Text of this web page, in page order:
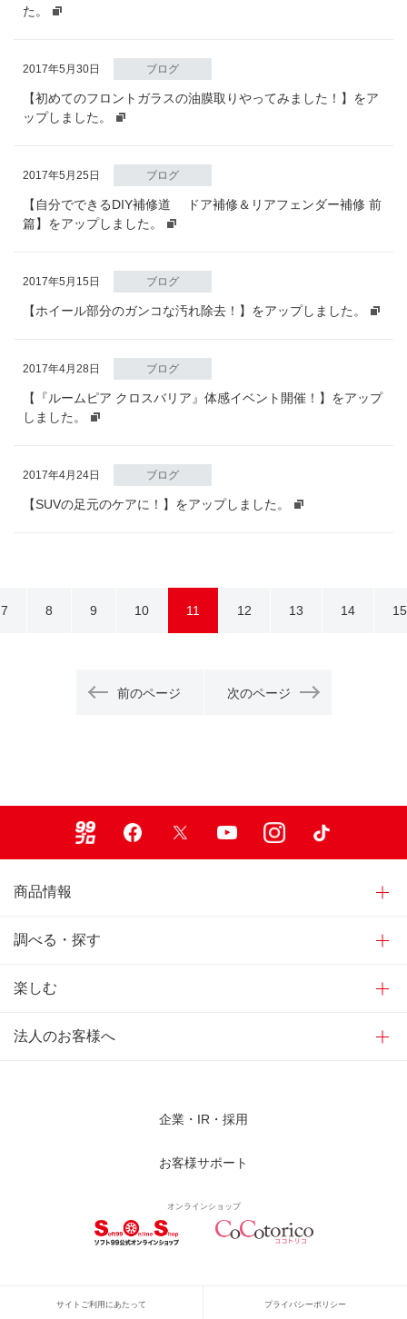
た。
2017年5月30日 ブログ
【初めてのフロントガラスの油膜取りやってみました！】をア
ップしました。
2017年5月25日 ブログ
【自分でできるDIY補修道 ドア補修＆リアフェンダー補修 前
篇】をアップしました。
2017年5月15日 ブログ
【ホイール部分のガンコな汚れ除去！】をアップしました。
2017年4月28日 ブログ
【『ルームピア クロスバリア』体感イベント開催！】をアップ
しました。
2017年4月24日 ブログ
【SUVの足元のケアに！】をアップしました。
前のページ
7 8 9 10 11 12 13 14 15
次のページ
商品情報
調べる・探す
楽しむ
法人のお客様へ
企業・IR・採用
お客様サポート
オンラインショップ
サイトご利用にあたって プライバシーポリシー